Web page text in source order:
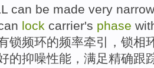
can be made very narrow
lock carrier's phase
锁频环的频率牵引
，锁相
的抑噪性能 ，满足精确跟